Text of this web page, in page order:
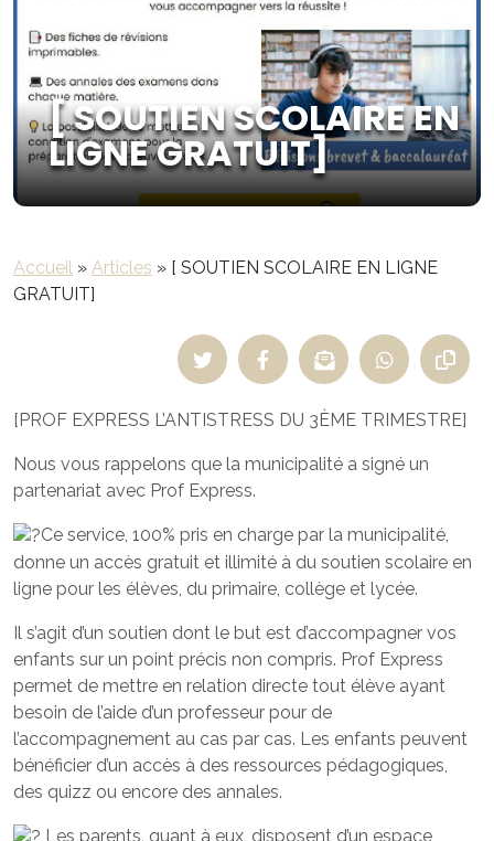
[ SOUTIEN SCOLAIRE EN
LIGNE GRATUIT]
Accueil » Articles » [ SOUTIEN SCOLAIRE EN LIGNE
GRATUIT]
[PROF EXPRESS L’ANTISTRESS DU 3ÈME TRIMESTRE]
Nous vous rappelons que la municipalité a signé un
partenariat avec Prof Express.
Ce service, 100% pris en charge par la municipalité,
donne un accès gratuit et illimité à du soutien scolaire en
ligne pour les élèves, du primaire, collège et lycée.
Il s’agit d’un soutien dont le but est d’accompagner vos
enfants sur un point précis non compris. Prof Express
permet de mettre en relation directe tout élève ayant
besoin de l’aide d’un professeur pour de
l’accompagnement au cas par cas. Les enfants peuvent
bénéficier d’un accès à des ressources pédagogiques,
des quizz ou encore des annales.
Les parents, quant à eux, disposent d’un espace